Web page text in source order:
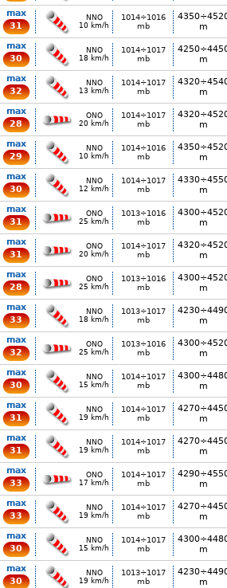
max
31
NNO
10 km/h
1014÷1016
mb
m
max
30
NNO
18 km/h
1014÷1017
mb
m
max
32
NNO
13 km/h
1014÷1017
mb
m
max
28
ONO
20 km/h
1014÷1017
mb
m
max
29
NNO
10 km/h
1014÷1016
mb
m
max
30
NNO
12 km/h
1014÷1017
mb
m
max
31
ONO
25 km/h
1013÷1016
mb
m
max
31
ONO
20 km/h
1014÷1017
mb
m
max
28
ONO
25 km/h
1013÷1016
mb
m
max
33
NNO
18 km/h
1013÷1017
mb
m
max
32
ONO
25 km/h
1013÷1016
mb
m
max
30
NNO
15 km/h
1014÷1017
mb
m
max
31
NNO
19 km/h
1014÷1017
mb
m
max
31
NNO
19 km/h
1014÷1017
mb
m
max
33
ONO
17 km/h
1014÷1017
mb
m
max
33
NNO
19 km/h
1014÷1017
mb
m
max
30
NNO
15 km/h
1014÷1017
mb
m
max
30
NNO
19 km/h
1013÷1017
mb
m